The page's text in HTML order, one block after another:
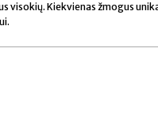
visokių. Kiekvienas žmogus